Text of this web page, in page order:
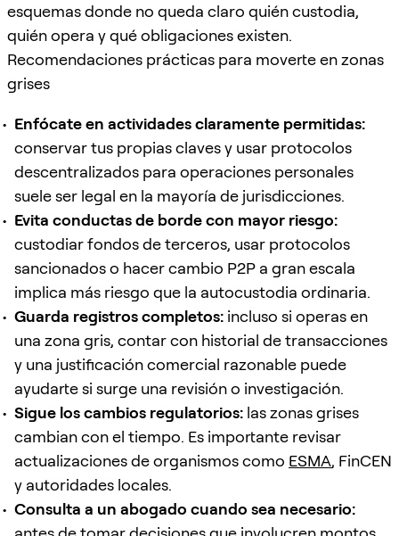
esquemas donde no queda claro quién custodia,
quién opera y qué obligaciones existen.
Recomendaciones prácticas para moverte en zonas
grises
Enfócate en actividades claramente permitidas:
conservar tus propias claves y usar protocolos
descentralizados para operaciones personales
suele ser legal en la mayoría de jurisdicciones.
Evita conductas de borde con mayor riesgo:
custodiar fondos de terceros, usar protocolos
sancionados o hacer cambio P2P a gran escala
implica más riesgo que la autocustodia ordinaria.
Guarda registros completos: incluso si operas en
una zona gris, contar con historial de transacciones
y una justificación comercial razonable puede
ayudarte si surge una revisión o investigación.
Sigue los cambios regulatorios: las zonas grises
cambian con el tiempo. Es importante revisar
actualizaciones de organismos como ESMA, FinCEN
y autoridades locales.
Consulta a un abogado cuando sea necesario: